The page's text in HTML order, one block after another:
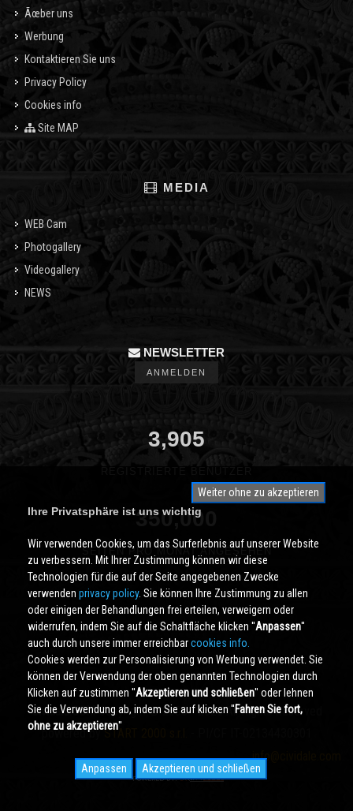
Ãœber uns
Werbung
Kontaktieren Sie uns
Privacy Policy
Cookies info
Site MAP
MEDIA
WEB Cam
Photogallery
Videogallery
NEWS
NEWSLETTER
ANMELDEN
3,905
350,000
SEITEN PRO MONAT ANGESEHEN
Cividale.COMCopyright © 2000 - 2026 All Rights Reserved
powered bySTART 2000 s.r.l.
info@cividale.com
Weiter ohne zu akzeptieren
Ihre Privatsphäre ist uns wichtig
Wir verwenden Cookies, um das Surferlebnis auf unserer Website
zu verbessern. Mit Ihrer Zustimmung können wir diese
Technologien für die auf der Seite angegebenen Zwecke
verwenden privacy policy. Sie können Ihre Zustimmung zu allen
oder einigen der Behandlungen frei erteilen, verweigern oder
widerrufen, indem Sie auf die Schaltfläche klicken ''Anpassen''
auch durch unsere immer erreichbarcookies info.
Cookies werden zur Personalisierung von Werbung verwendet. Sie
können der Verwendung der oben genannten Technologien durch
Klicken auf zustimmen ''Akzeptieren und schließen'' oder lehnen
Sie die Verwendung ab, indem Sie auf klicken ''Fahren Sie fort,
ohne zu akzeptieren''
Anpassen Akzeptieren und schließen